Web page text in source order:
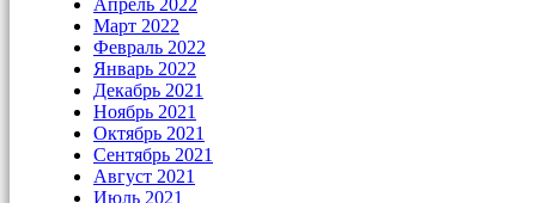
Апрель 2022
Март 2022
Февраль 2022
Январь 2022
Декабрь 2021
Ноябрь 2021
Октябрь 2021
Сентябрь 2021
Август 2021
Июль 2021